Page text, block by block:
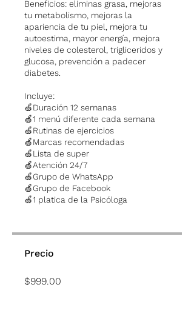
Beneficios: eliminas grasa, mejoras
tu metabolismo, mejoras la
apariencia de tu piel, mejora tu
autoestima, mayor energía, mejora
niveles de colesterol, trigliceridos y
glucosa, prevención a padecer
diabetes.
Incluye:
🍏Duración 12 semanas
🍏1 menú diferente cada semana
🍏Rutinas de ejercicios
🍏Marcas recomendadas
🍏Lista de super
🍏Atención 24/7
🍏Grupo de WhatsApp
🍏Grupo de Facebook
🍏1 platica de la Psicóloga
Precio
$999.00